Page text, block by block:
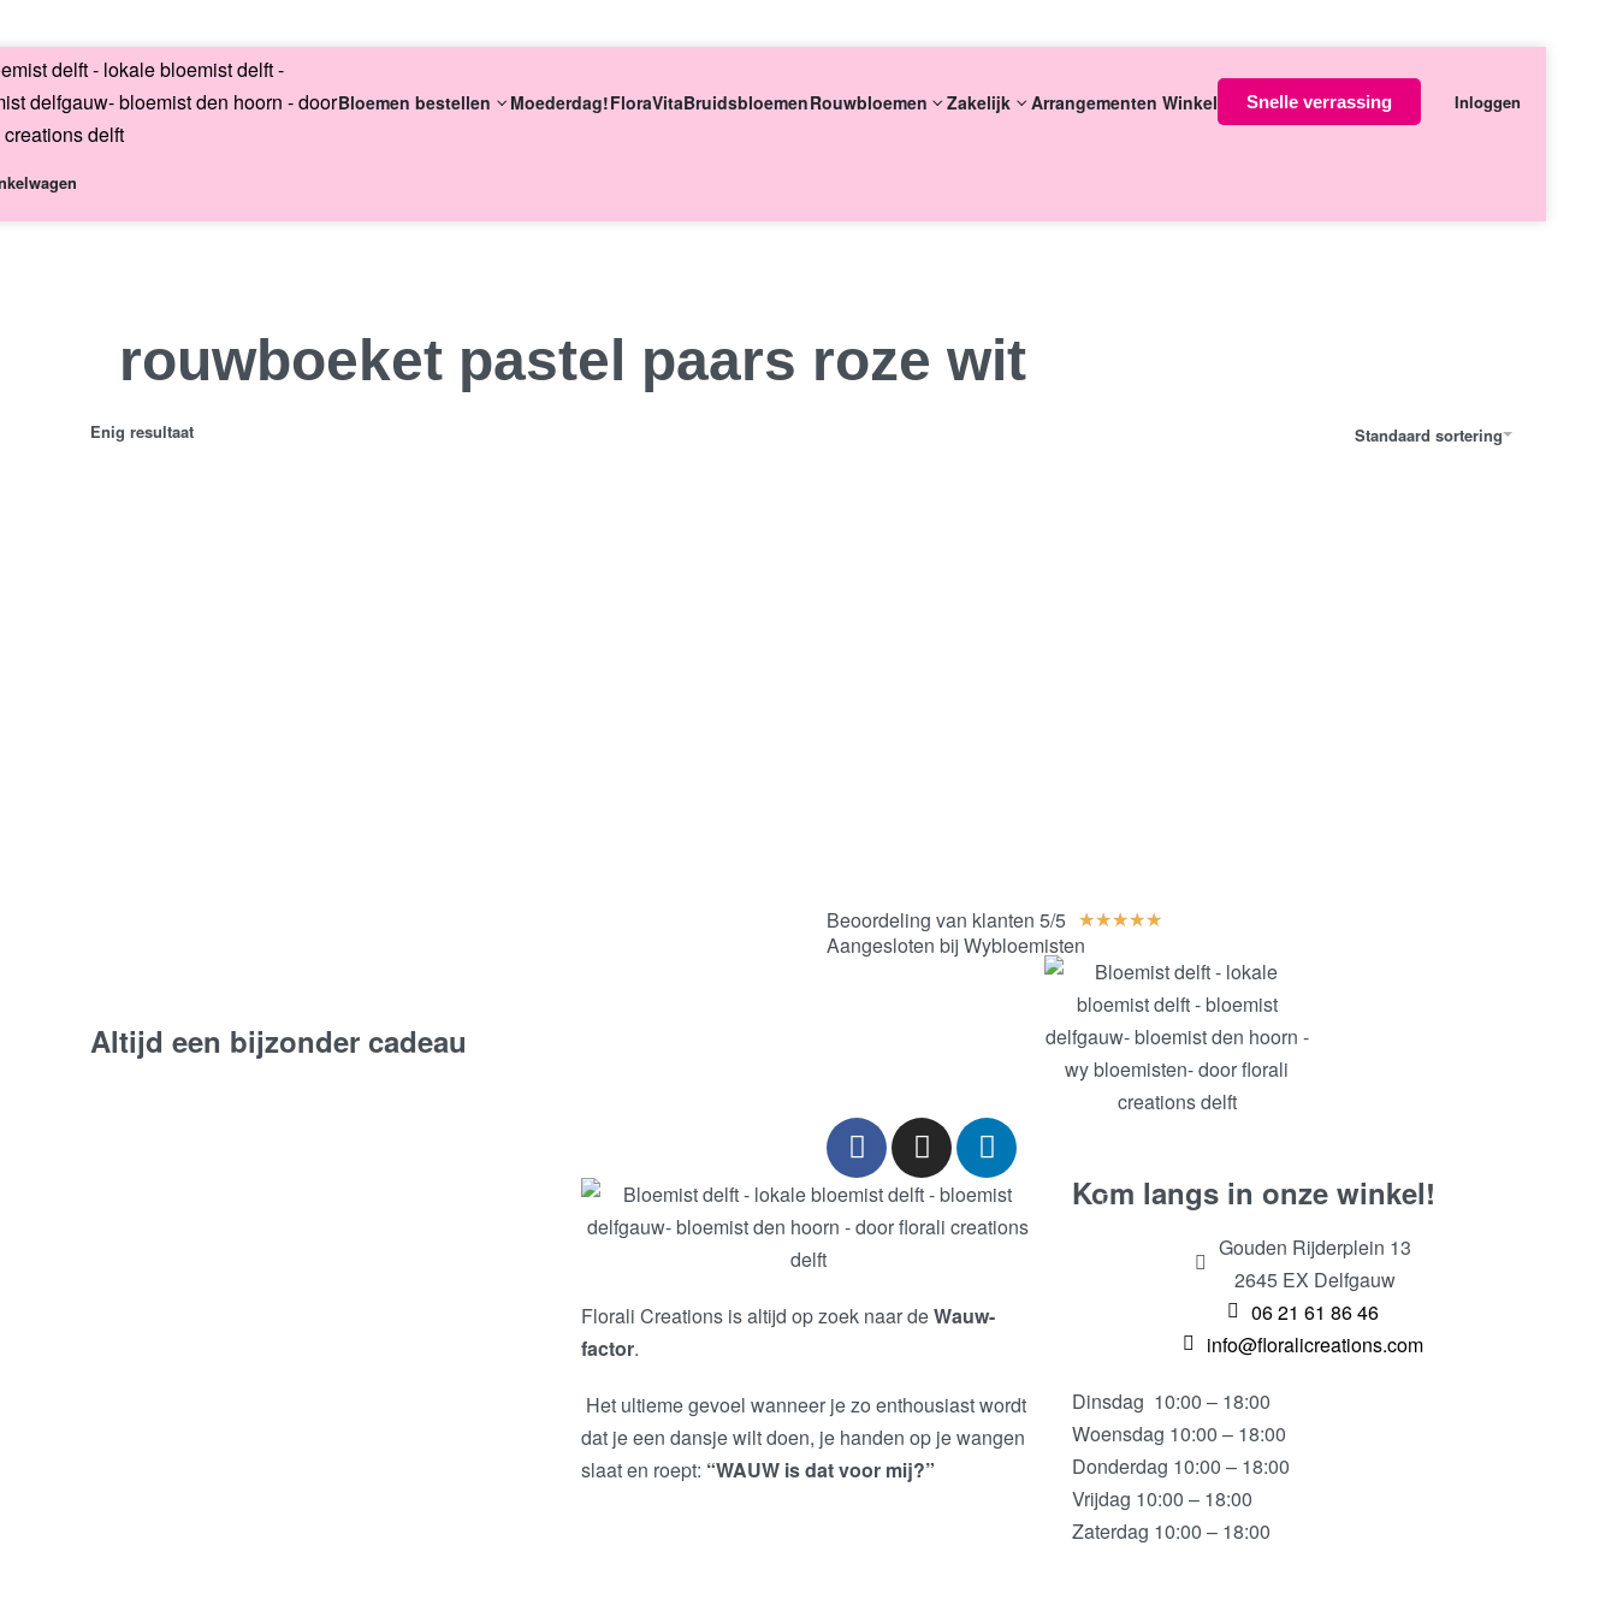
Bloemen bestellen Moederdag!FloraVitaBruidsbloemenRouwbloemen Zakelijk Arrangementen Winkel Snelle verrassing Inloggen
rouwboeket pastel paars roze wit
Enig resultaat Standaard sortering
Altijd een bijzonder cadeau
Beoordeling van klanten 5/5 ★★★★★
Aangesloten bij Wybloemisten
Florali Creations is altijd op zoek naar deWauw-
factor.
Het ultieme gevoel wanneer je zo enthousiast wordt
dat je een dansje wilt doen, je handen op je wangen
slaat en roept: “WAUW is dat voor mij?”
Kom langs in onze winkel!
Gouden Rijderplein 13
2645 EX Delfgauw
06 21 61 86 46
info@floralicreations.com
Dinsdag 10:00 – 18:00
Woensdag 10:00 – 18:00
Donderdag 10:00 – 18:00
Vrijdag 10:00 – 18:00
Zaterdag 10:00 – 18:00